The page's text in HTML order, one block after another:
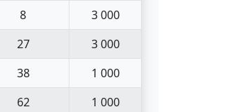
8
3 000
27
3 000
38
1 000
62
1 000